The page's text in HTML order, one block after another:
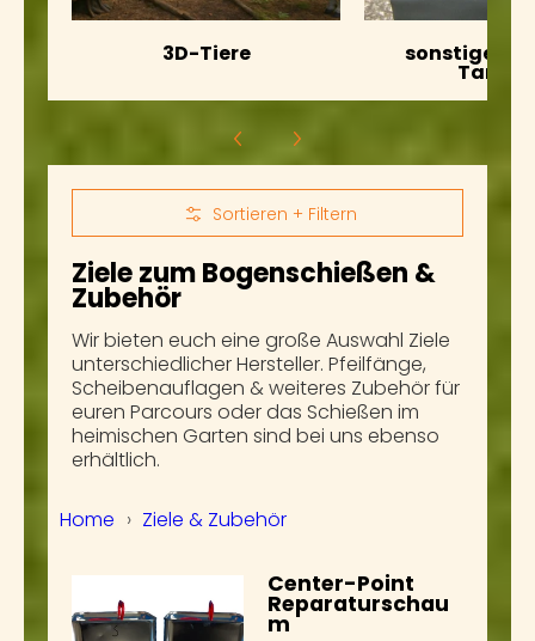
3D-Tiere sonstige
Zum Hauptinhalt springenSortieren + Filtern
Ziele zum Bogenschießen &
Zubehör
Wir bieten euch eine große Auswahl Ziele
unterschiedlicher Hersteller. Pfeilfänge,
Scheibenauflagen & weiteres Zubehör für
euren Parcours oder das Schießen im
heimischen Garten sind bei uns ebenso
erhältlich.
Home › Ziele & Zubehör
Center-Point
Reparaturschau
m